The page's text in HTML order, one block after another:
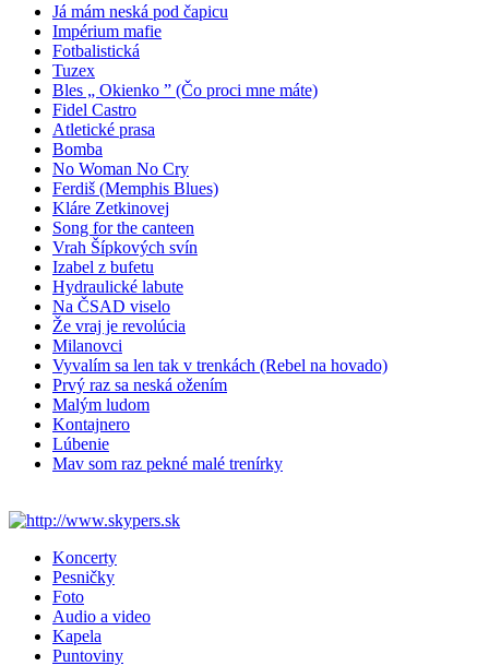
Já mám neská pod čapicu
Impérium mafie
Fotbalistická
Tuzex
Bles „ Okienko ” (Čo proci mne máte)
Fidel Castro
Atletické prasa
Bomba
No Woman No Cry
Ferdiš (Memphis Blues)
Kláre Zetkinovej
Song for the canteen
Vrah Šípkových svín
Izabel z bufetu
Hydraulické labute
Na ČSAD viselo
Že vraj je revolúcia
Milanovci
Vyvalím sa len tak v trenkách (Rebel na hovado)
Prvý raz sa neská ožením
Malým ludom
Kontajnero
Lúbenie
Mav som raz pekné malé trenírky
Koncerty
Pesničky
Foto
Audio a video
Kapela
Puntoviny